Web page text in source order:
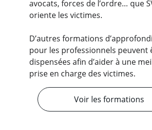
avocats, forces de l’ordre… que
oriente les victimes.
D’autres formations
pour les professionnels peuvent
dispensées afin d’aider à une
prise en charge des victimes.
Voir les formations